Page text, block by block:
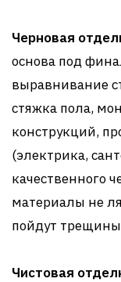
Черновая
основа под
выравнивание
стяжка пола,
конструкций,
(электрика,
качественного
материалы не
пойдут
Чистовая